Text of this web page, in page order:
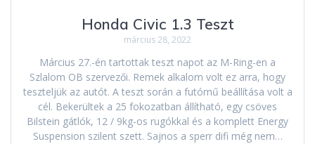
Honda Civic 1.3 Teszt
március 28, 2022
Március 27.-én tartottak teszt napot az M-Ring-en a
Szlalom OB szervezői. Remek alkalom volt ez arra, hogy
teszteljük az autót. A teszt során a futómű beállítása volt a
cél. Bekerültek a 25 fokozatban állítható, egy csöves
Bilstein gátlók, 12 / 9kg-os rugókkal és a komplett Energy
Suspension szilent szett. Sajnos a sperr difi még nem…